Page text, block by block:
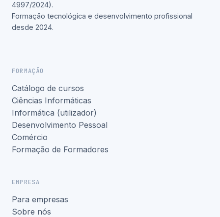
4997/2024).
Formação tecnológica e desenvolvimento profissional
desde 2024.
FORMAÇÃO
Catálogo de cursos
Ciências Informáticas
Informática (utilizador)
Desenvolvimento Pessoal
Comércio
Formação de Formadores
EMPRESA
Para empresas
Sobre nós